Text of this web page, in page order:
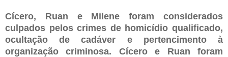
Cícero, Ruan e Milene foram considerados
culpados pelos crimes de homicídio qualificado,
ocultação de cadáver e pertencimento à
organização criminosa. Cícero e Ruan foram